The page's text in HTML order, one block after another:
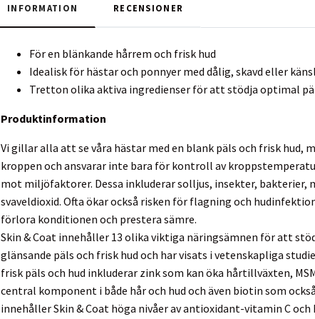
INFORMATION RECENSIONER
För en blänkande hårrem och frisk hud
Idealisk för hästar och ponnyer med dålig, skavd eller
Tretton olika aktiva ingredienser för att stödja optimal
Produktinformation
Vi gillar alla att se våra hästar med en blank päls och frisk hud,
kroppen och ansvarar inte bara för kontroll av
mot miljöfaktorer. Dessa inkluderar solljus, insekter, bakterier,
svaveldioxid. Ofta ökar också risken för flagning och
förlora konditionen och prestera sämre.
Skin & Coat innehåller 13 olika viktiga näringsämnen för att
glänsande päls och frisk hud och har visats i vetenskapliga
frisk päls och hud inkluderar zink som kan öka hårtillväxten,
central komponent i både hår och hud och även biotin som
innehåller Skin & Coat höga nivåer av antioxidant-vitamin C